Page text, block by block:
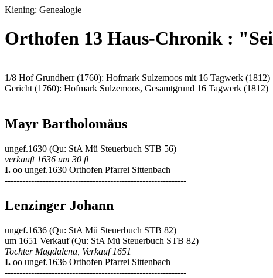
Kiening: Genealogie
Orthofen 13 Haus-Chronik :
1/8 Hof Grundherr (1760): Hofmark Sulzemoos mit 16 Tagwerk (1812)
Gericht (1760): Hofmark Sulzemoos, Gesamtgrund 16 Tagwerk (1812)
Mayr Bartholomäus
ungef.1630 (Qu: StA Mü Steuerbuch STB 56)
verkauft 1636 um 30 fl
I. oo ungef.1630 Orthofen Pfarrei Sittenbach
--------------------------------------------------------------
Lenzinger Johann
ungef.1636 (Qu: StA Mü Steuerbuch STB 82)
um 1651 Verkauf (Qu: StA Mü Steuerbuch STB 82)
Tochter Magdalena, Verkauf 1651
I. oo ungef.1636 Orthofen Pfarrei Sittenbach
--------------------------------------------------------------